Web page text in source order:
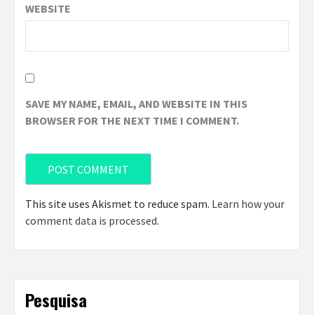
WEBSITE
SAVE MY NAME, EMAIL, AND WEBSITE IN THIS
BROWSER FOR THE NEXT TIME I COMMENT.
This site uses Akismet to reduce spam. Learn how your
comment data is processed.
Pesquisa